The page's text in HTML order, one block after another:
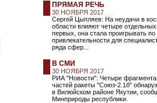
ПРЯМАЯ РЕЧЬ
30 НОЯБРЯ 2017
Сергей Цыпляев: На неудачи в
области влияют четыре
первых, она стала проигрывать по
привлекательности для
ряда сфер...
В СМИ
30 НОЯБРЯ 2017
РИА "Новости": Четыре
частей ракеты "Союз-2.1б"
в Вилюйском районе Якутии,
Минприроды республики.